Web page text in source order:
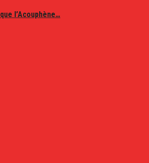
l’Acouphène…